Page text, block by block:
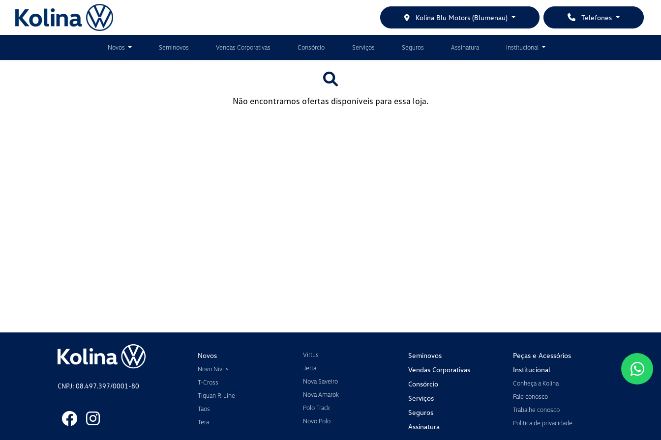
Telefones
Kolina Blu Motors (Blumenau)
Novos Seminovos Vendas Corporativas Consórcio Serviços Seguros Assinatura Institucional
Não encontramos ofertas disponíveis para essa loja.
CNPJ: 08.497.397/0001-80
Novos
Novo Nivus
T-Cross
Tiguan R-Line
Taos
Tera
Virtus
Jetta
Nova Saveiro
Nova Amarok
Polo Track
Novo Polo
Seminovos
Vendas Corporativas
Consórcio
Serviços
Seguros
Assinatura
Peças e Acessórios
Institucional
Conheça a Kolina
Fale conosco
Trabalhe conosco
Política de privacidade